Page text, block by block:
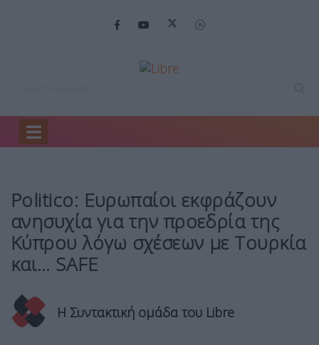
Home
Politico: Ευρωπαίοι εκφράζουν…
Politico: Ευρωπαίοι εκφράζουν
ανησυχία για την προεδρία της
Κύπρου λόγω σχέσεων με Τουρκία
και… SAFE
Η Συντακτική ομάδα του Libre